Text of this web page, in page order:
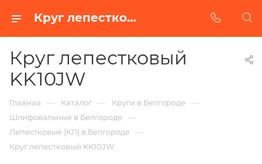
Круг лепестковый KK10JW в Белгороде | Купить по недорогой цене от Абразивного Завода
Круг лепестковый
KK10JW
Главная — Каталог — Круги в Белгороде —
Шлифовальные в Белгороде —
Лепестковые (КЛ) в Белгороде —
Круг лепестковый KK10JW